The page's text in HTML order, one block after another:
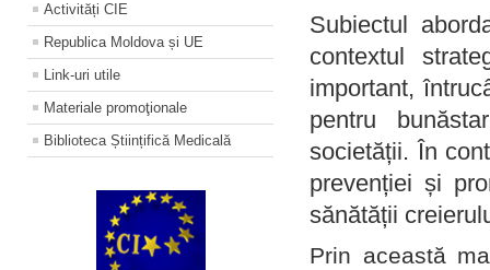
Activități CIE
Republica Moldova și UE
Link-uri utile
Materiale promoţionale
Biblioteca Științifică Medicală
Subiectul
contextul
important,
pentru
societății. În
prevenției și
sănătății
Prin această